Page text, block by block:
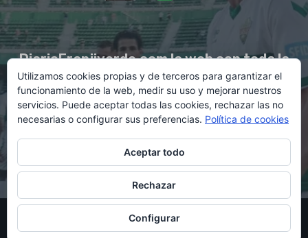
DiarioFranjiverde.com la web con toda la
información del Elche C.F.
Contacto en:diario@franjiverde.com
© Copyright 2021 - Gestión y diseño por Rubén Maestre
Política de cookies Política de privacidad
Utilizamos cookies propias y de terceros para garantizar el
funcionamiento de la web, medir su uso y mejorar nuestros
servicios. Puede aceptar todas las cookies, rechazar las no
necesarias o configurar sus preferencias. Política de cookies
Aceptar todo
Rechazar
Configurar